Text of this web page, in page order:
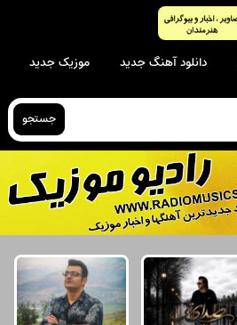
دانلود آهنگ جدید موزیک جدید
جستجو